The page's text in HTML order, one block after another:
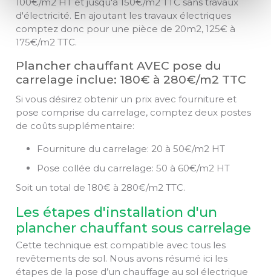
d'électricité. En ajoutant les travaux électriques
comptez donc pour une pièce de 20m2, 125€ à
175€/m2 TTC.
Plancher chauffant AVEC pose du
carrelage inclue: 180€ à 280€/m2 TTC
Si vous désirez obtenir un prix avec fourniture et
pose comprise du carrelage, comptez deux postes
de coûts supplémentaire:
Fourniture du carrelage: 20 à 50€/m2 HT
Pose collée du carrelage: 50 à 60€/m2 HT
Soit un total de 180€ à 280€/m2 TTC.
Les étapes d'installation d'un
plancher chauffant sous carrelage
Cette technique est compatible avec tous les
revêtements de sol. Nous avons résumé ici les
étapes de la pose d’un chauffage au sol électrique